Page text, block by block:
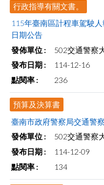
行政指導有關文書。
115年臺南區計程車駕駛
日期公告
502交通警察
114-12-16
236
預算及決算書
臺南市政府警察局交通警
502交通警察
114-12-09
134